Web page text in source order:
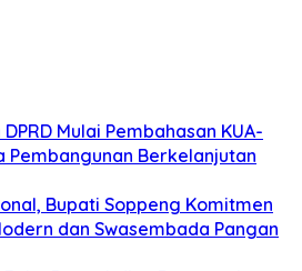
Mulai Pembahasan KUA-
Pembangunan Berkelanjutan
Bupati Soppeng Komitmen
dan Swasembada Pangan